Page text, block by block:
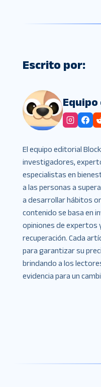
Escrito por:
El equipo editorial
investigadores,
especialistas en
a las personas a
a desarrollar hábitos
contenido se basa en
opiniones de expertos
recuperación. Cada
para garantizar su
brindando a los
evidencia para un